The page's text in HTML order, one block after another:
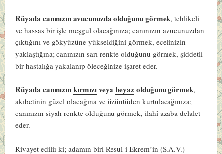
Rüyada canınızın avucunuzda olduğunu görmek, tehlikeli
ve hassas bir işle meşgul olacağınıza; canınızın avucunuzdan
çıktığını ve gökyüzüne yükseldiğini görmek, ecelinizin
yaklaştığına; canınızın sarı renkte olduğunu görmek, şiddetli
bir hastalığa yakalanıp öleceğinize işaret eder.
Rüyada canınızınkırmızıveyabeyazolduğunu görmek,
akıbetinin güzel olacağına ve üzüntüden kurtulacağınıza;
canınızın siyah renkte olduğunu görmek, ilahî azaba delalet
eder.
Rivayet edilir ki; adamın biri Resul-i Ekrem’in (S.A.V.)